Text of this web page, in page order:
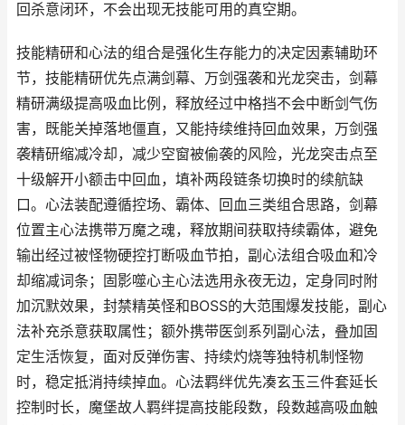
回杀意闭环，不会出现无技能可用的真空期。
技能精研和心法的组合是强化生存能力的决定因素辅助环
节，技能精研优先点满剑幕、万剑强袭和光龙突击，剑幕
精研满级提高吸血比例，释放经过中格挡不会中断剑气伤
害，既能关掉落地僵直，又能持续维持回血效果，万剑强
袭精研缩减冷却，减少空窗被偷袭的风险，光龙突击点至
十级解开小额击中回血，填补两段链条切换时的续航缺
口。心法装配遵循控场、霸体、回血三类组合思路，剑幕
位置主心法携带万魔之魂，释放期间获取持续霸体，避免
输出经过被怪物硬控打断吸血节拍，副心法组合吸血和冷
却缩减词条；固影噬心主心法选用永夜无边，定身同时附
加沉默效果，封禁精英怪和BOSS的大范围爆发技能，副心
法补充杀意获取属性；额外携带医剑系列副心法，叠加固
定生活恢复，面对反弹伤害、持续灼烧等独特机制怪物
时，稳定抵消持续掉血。心法羁绊优先凑玄玉三件套延长
控制时长，魔堡故人羁绊提高技能段数，段数越高吸血触